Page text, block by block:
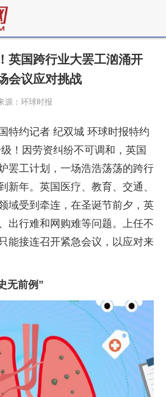
英国跨行业大罢工汹涌开
会议应对挑战
源：环球时报
特约记者 纪双城 环球时报特约
！因劳资纠纷不可调和，英国
罢工计划，一场浩浩荡荡的跨行
新年。英国医疗、教育、交通、
域受到牵连，在圣诞节前夕，英
出行难和网购难等问题。上任不
能接连召开紧急会议，以应对来
无前例”